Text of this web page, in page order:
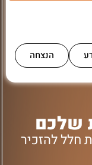
הנצחה
שלכם
חלל להזכיר